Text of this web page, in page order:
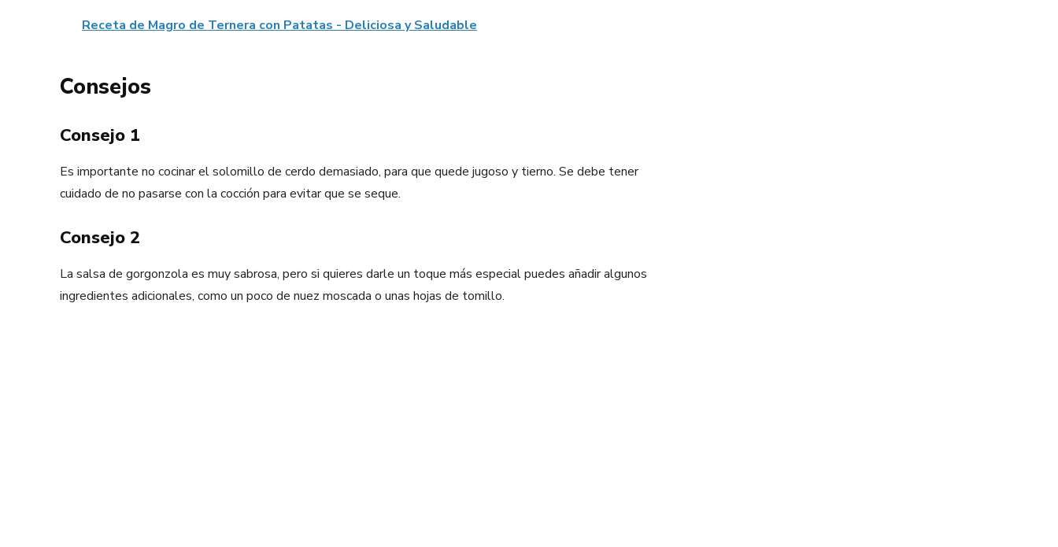
Receta de Magro de Ternera con Patatas - Deliciosa y Saludable
Consejos
Consejo 1
Es importante no cocinar el solomillo de cerdo demasiado, para que quede jugoso y tierno. Se debe tener
cuidado de no pasarse con la cocción para evitar que se seque.
Consejo 2
La salsa de gorgonzola es muy sabrosa, pero si quieres darle un toque más especial puedes añadir algunos
ingredientes adicionales, como un poco de nuez moscada o unas hojas de tomillo.